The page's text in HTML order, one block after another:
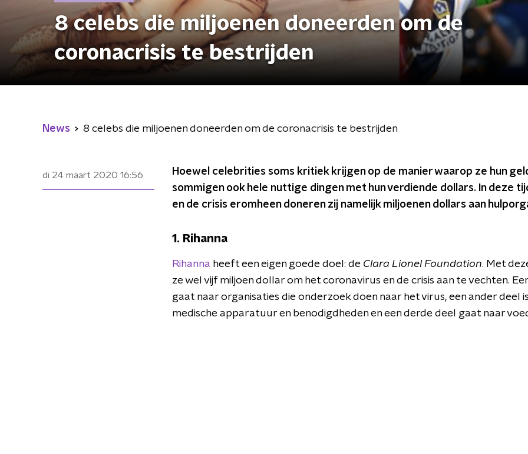
8 celebs die miljoenen doneerden om de
coronacrisis te bestrijden
News 8 celebs die miljoenen doneerden om de coronacrisis te bestrijden
di 24 maart 2020 16:56
Hoewel celebrities soms kritiek krijgen op de manier waarop ze hun
sommigen ook hele nuttige dingen met hun verdiende dollars. In deze
en de crisis eromheen doneren zij namelijk miljoenen dollars aan
1. Rihanna
Rihanna heeft een eigen goede doel: de Clara Lionel Foundation. Met
ze wel vijf miljoen dollar om het coronavirus en de crisis aan te vechten.
gaat naar organisaties die onderzoek doen naar het virus, een ander deel
medische apparatuur en benodigdheden en een derde deel gaat naar